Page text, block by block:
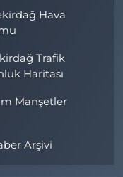
Hava
Trafik
Haritası
Manşetler
Arşivi